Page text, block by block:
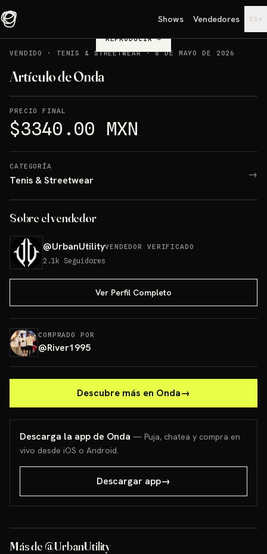
Shows Vendedores ES ▾
REPRODUCIR→
VENDIDO
· TENIS & STREETWEAR·8 DE MAYO DE 2026
Artículo de Onda
PRECIO FINAL
$3340.00 MXN
CATEGORÍA
Tenis & Streetwear →
Sobre el vendedor
@UrbanUtilityVENDEDOR VERIFICADO
2.1k Seguidores
Ver Perfil Completo
COMPRADO POR
@River1995
Descubre más en Onda→
Descarga la app de Onda — Puja, chatea y compra en
vivo desde iOS o Android.
Descargar app→
Más de @UrbanUtility